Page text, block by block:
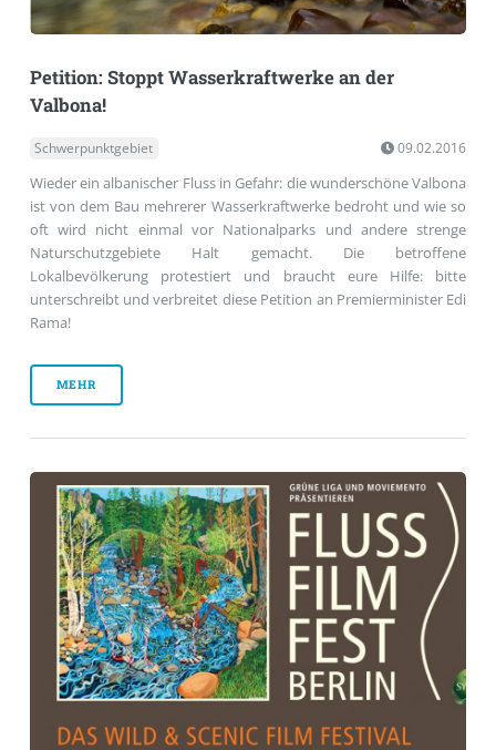
Petition: Stoppt Wasserkraftwerke an der
Valbona!
Schwerpunktgebiet 09.02.2016
Wieder ein albanischer Fluss in Gefahr: die wunderschöne Valbona
ist von dem Bau mehrerer Wasserkraftwerke bedroht und wie so
oft wird nicht einmal vor Nationalparks und andere strenge
Naturschutzgebiete Halt gemacht. Die betroffene
Lokalbevölkerung protestiert und braucht eure Hilfe: bitte
unterschreibt und verbreitet diese Petition an Premierminister Edi
Rama!
MEHR